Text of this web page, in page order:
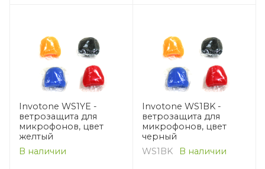
Invotone WS1YE -
ветрозащита для
микрофонов, цвет
желтый
В наличии
Invotone WS1BK -
ветрозащита для
микрофонов, цвет
черный
WS1BK
В наличии